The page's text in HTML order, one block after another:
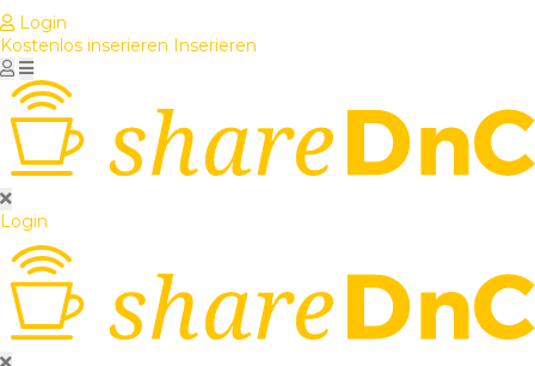
Login
Kostenlos inserieren Inserieren
Login